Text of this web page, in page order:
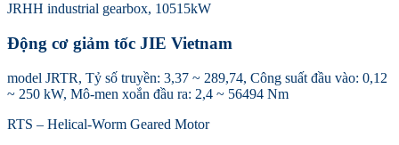
JRHH industrial gearbox, 10515kW
Động cơ giảm tốc JIE Vietnam
model JRTR, Tỷ số truyền: 3,37 ~ 289,74, Công suất đầu vào: 0,12
~ 250 kW, Mô-men xoắn đầu ra: 2,4 ~ 56494 Nm
RTS – Helical-Worm Geared Motor